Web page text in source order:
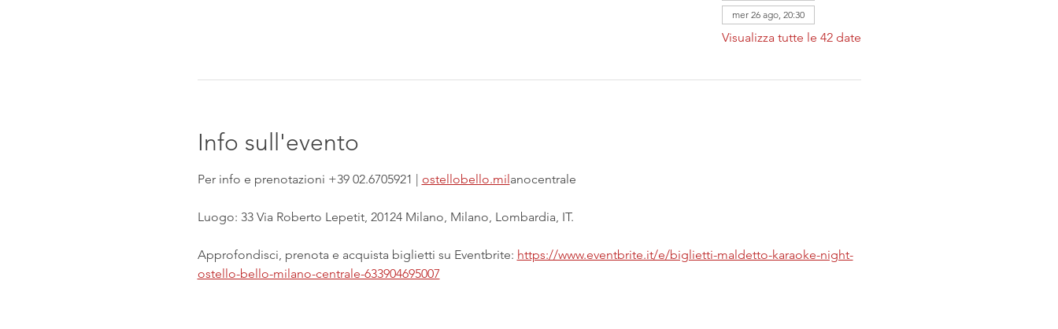
mer 26 ago, 20:30
Visualizza tutte le 42 date
Info sull'evento
Per info e prenotazioni +39 02.6705921 | ostellobello.milanocentrale
Luogo: 33 Via Roberto Lepetit, 20124 Milano, Milano, Lombardia, IT.
Approfondisci, prenota e acquista biglietti su Eventbrite: https://www.eventbrite.it/e/biglietti-maldetto-karaoke-night-
ostello-bello-milano-centrale-633904695007